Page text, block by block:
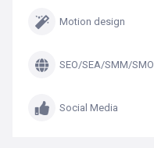
Motion design
SEO/SEA/SMM/SMO
Social Media